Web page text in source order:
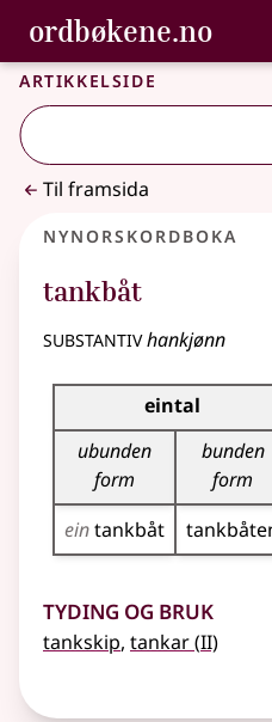
Gå til hovudinnhald
Tilgjenge
ordbøkene.no,
Bokmålsordboka og Nynorskordboka
Artikkelside
Til framsida
Nynorskordboka
tankbåt
substantivhankjønn
Bøyningstabell for
eintal
ubunden
form
bunden
form
eintankbåt
Tyding og bruk
tankskip, tankar(2
II)